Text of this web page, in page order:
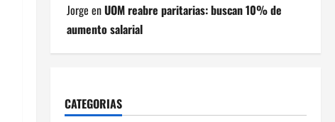
Jorge enUOM reabre paritarias: buscan 10% de
aumento salarial
CATEGORIAS